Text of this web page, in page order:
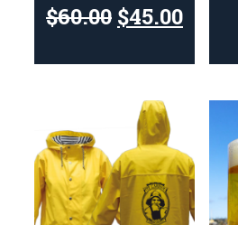
$60.00 $45.00